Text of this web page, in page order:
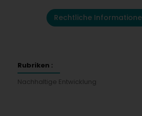
Rechtliche
Rubriken :
Nachhaltige Entwicklung